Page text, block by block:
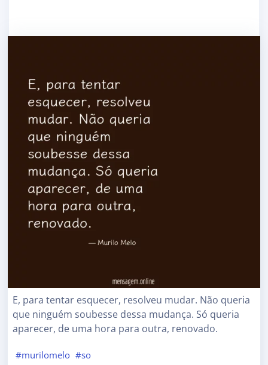
E, para tentar esquecer, resolveu mudar. Não queria
que ninguém soubesse dessa mudança. Só queria
aparecer, de uma hora para outra, renovado.
#murilomelo #so